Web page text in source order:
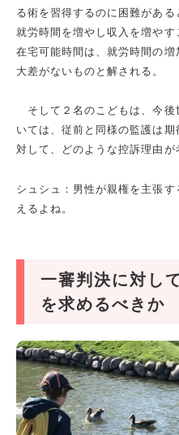
る術を習得するのに困難があ
就労時間を増やし収入を増や
在宅可能時間は、就労時間の
大差がないものと解される。
そして２名のこどもは、今後
いては、従前と同様の監護は
対して、どのような控訴理由が
シュシュ：男性が親権を主張
えるよね。
一審判決に対し
を求めるべきか